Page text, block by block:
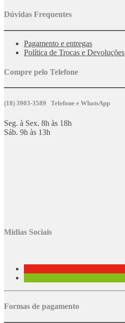
Dúvidas Frequentes
Pagamento e entregas
Política de Trocas e Devoluções
Compre pelo Telefone
(18) 3903-3589 Telefone e WhatsApp
Seg. à Sex. 8h às 18h
Sáb. 9h às 13h
Mídias Sociais
Formas de pagamento